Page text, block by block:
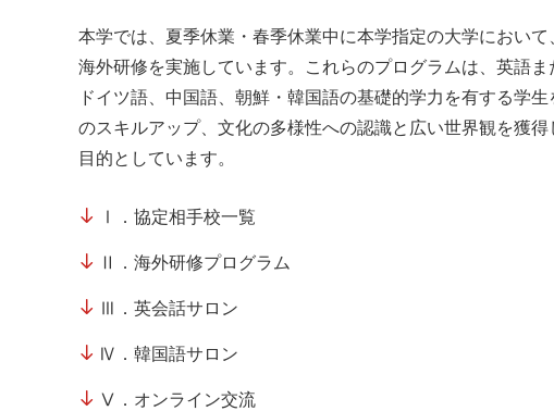
本学では、夏季休業・春季休業中に本学指定の大学におい
海外研修を実施しています。これらのプログラムは、英語ま
ドイツ語、中国語、朝鮮・韓国語の基礎的学力を有する学
のスキルアップ、文化の多様性への認識と広い世界観を獲得
目的としています。
Ⅰ．協定相手校一覧
Ⅱ．海外研修プログラム
Ⅲ．英会話サロン
Ⅳ．韓国語サロン
Ⅴ．オンライン交流